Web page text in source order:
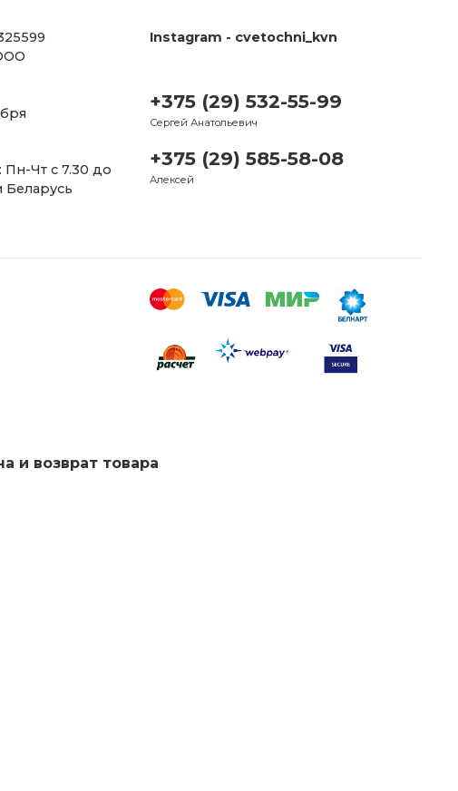
Беларусь
Instagram - cvetochni_kvn
+375 (29) 532-55-99
Сергей Анатольевич
+375 (29) 585-58-08
Алексей
и возврат товара